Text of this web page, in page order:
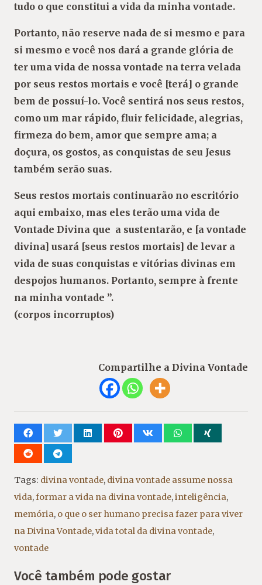
tudo o que constitui a vida da minha vontade.
Portanto, não reserve nada de si mesmo e para
si mesmo e você nos dará a grande glória de
ter uma vida de nossa vontade na terra velada
por seus restos mortais e você [terá] o grande
bem de possuí-lo. Você sentirá nos seus restos,
como um mar rápido, fluir felicidade, alegrias,
firmeza do bem, amor que sempre ama; a
doçura, os gostos, as conquistas de seu Jesus
também serão suas.
Seus restos mortais continuarão no escritório
aqui embaixo, mas eles terão uma vida de
Vontade Divina que a sustentarão, e [a vontade
divina] usará [seus restos mortais] de levar a
vida de suas conquistas e vitórias divinas em
despojos humanos. Portanto, sempre à frente
na minha vontade ”.
(corpos incorruptos)
Compartilhe a Divina Vontade
Tags: divina vontade, divina vontade assume nossa
vida,formar a vida na divina vontade,inteligência,
memória, o que o ser humano precisa fazer para viver
na Divina Vontade,vida total da divina vontade,
vontade
Você também pode gostar